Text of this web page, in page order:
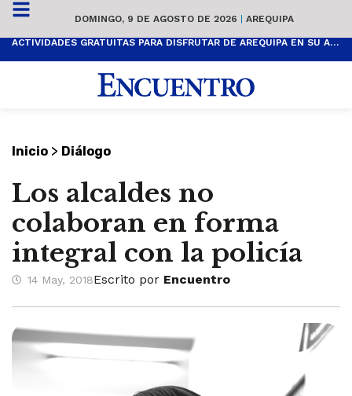
DOMINGO, 9 DE AGOSTO DE 2026 | AREQUIPA
ACTIVIDADES GRATUITAS PARA DISFRUTAR DE AREQUIPA EN SU ANIVERSARIO
Inicio > Diálogo
Los alcaldes no
colaboran en forma
integral con la policía
14 May, 2018Escrito por Encuentro